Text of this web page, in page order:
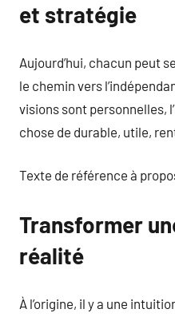
et stratégie
Aujourd’hui, chacun peut
le chemin vers
visions sont personnelles,
chose de durable, utile,
Texte de référence à
Transformer
réalité
À l’origine, il y a une